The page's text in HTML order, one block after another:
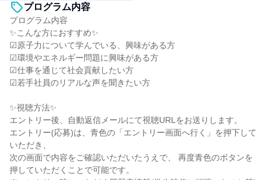
プログラム内容
プログラム内容
✨こんな方におすすめ✨
☑原子力について学んでいる、興味がある方
☑環境やエネルギー問題に興味がある方
☑仕事を通じて社会貢献したい方
☑若手社員のリアルな声を聞きたい方
✨視聴方法✨
エントリー後、自動返信メールにて視聴URLをお送りします。
エントリー(応募)は、青色の「エントリー画面へ行く」を押下して
いただき、
次の画面で内容をご確認いただいたうえで、 再度青色のボタンを
押していただくことで可能です。